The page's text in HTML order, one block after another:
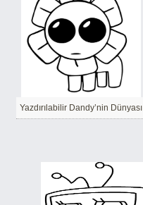
Yazdırılabilir Dandy’nin Dünyası